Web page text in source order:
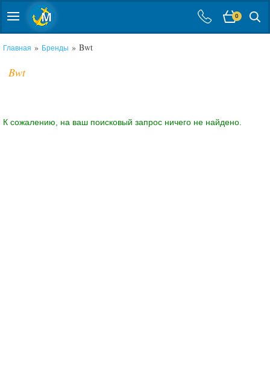
0
Главная » Бренды » Bwt
Bwt
К сожалению, на ваш поисковый запрос ничего не найдено.